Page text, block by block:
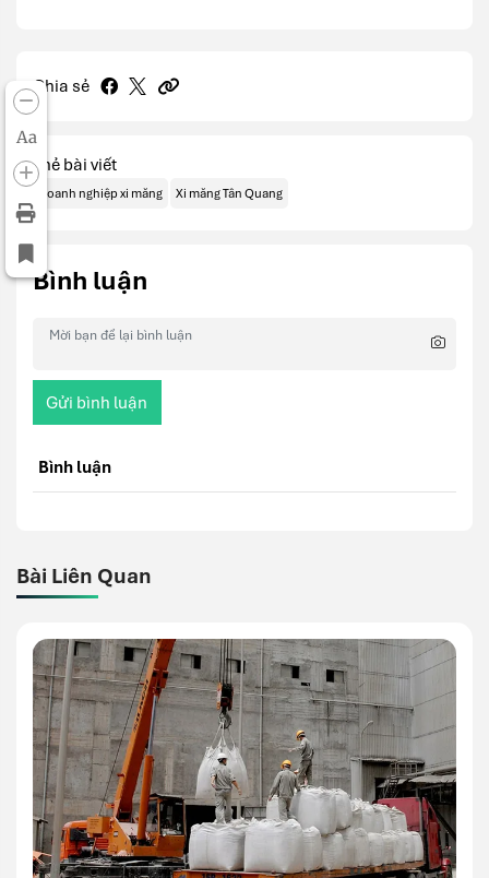
Aa
Chia sẻ
Thẻ bài viết
Doanh nghiệp xi măng Xi măng Tân Quang
Bình luận
Gửi bình luận
Bình luận
Bài Liên Quan